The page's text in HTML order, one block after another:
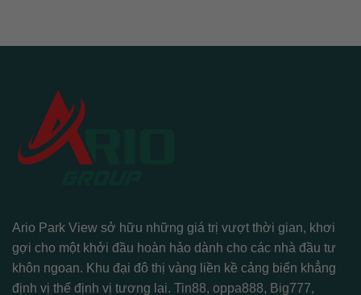
Ario Park View sở hữu những giá trị vượt thời gian, khơi
gợi cho một khởi đầu hoàn hảo dành cho các nhà đầu tư
khôn ngoan. Khu đại đô thị vàng liền kề cảng biển khẳng
định vị thế định vị tương lai. Tin88, oppa888, Big777,